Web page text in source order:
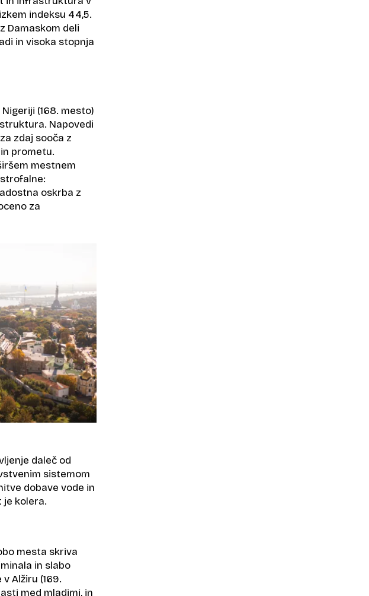
indeksu 44,5.
Damaskom deli
in visoka stopnja
(168. mesto)
Napovedi
zdaj sooča z
prometu.
mestnem
oskrba z
za
daleč od
sistemom
dobave vode in
je kolera.
mesta skriva
in slabo
Alžiru (169.
med mladimi, in